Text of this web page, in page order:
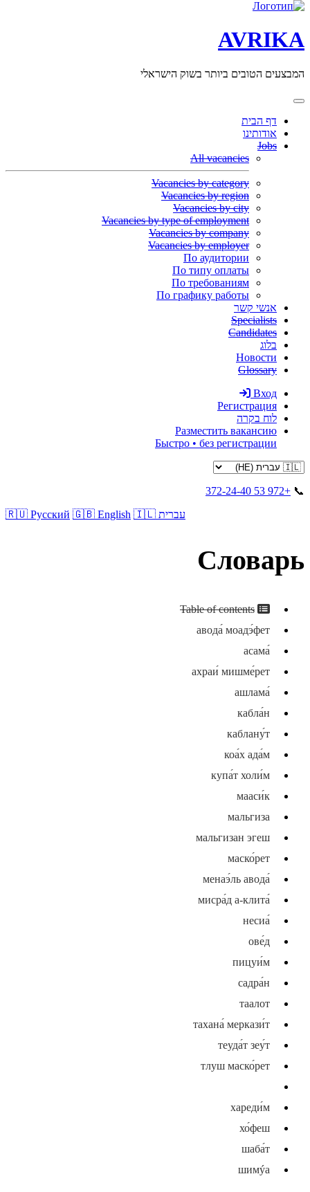
AVRIKA
המבצעים הטובים ביותר בשוק הישראלי
דף הבית
אודותינו
Jobs
All vacancies
Vacancies by category
Vacancies by region
Vacancies by city
Vacancies by type of employment
Vacancies by company
Vacancies by employer
По аудитории
По типу оплаты
По требованиям
По графику работы
אנשי קשר
Specialists
Candidates
בלוג
Новости
Glossary
Вход
Регистрация
לוח בקרה
Разместить вакансию
Быстро • без регистрации
📞
+972 53 372-24-40
🇷🇺 Русский 🇬🇧 English 🇮🇱 עברית
Словарь
Table of contents
авода́ моадэ́фет
асама́
ахраи́ мишме́рет
ашлама́
кабла́н
каблану́т
коа́х ада́м
купа́т холи́м
мааси́к
мальгиза
мальгизан эгеш
маско́рет
менаэ́ль авода́
мисра́д а-клита́
несиа́
ове́д
пицуи́м
садра́н
таалот
тахана́ меркази́т
теуда́т зеу́т
тлуш маско́рет
хареди́м
хо́феш
шаба́т
шимýа